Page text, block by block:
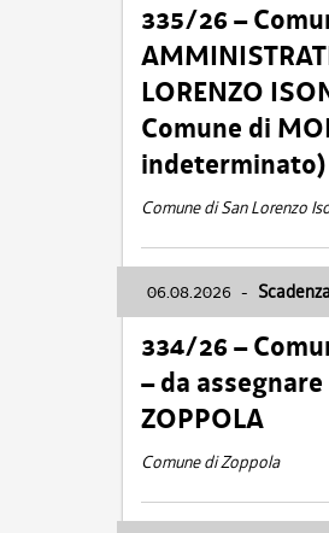
335/26 –
LORENZO
Comune di
indeterminato)
Comune di San Lorenzo
06.08.2026 -
334/26 –
– da
ZOPPOLA
Comune di Zoppola